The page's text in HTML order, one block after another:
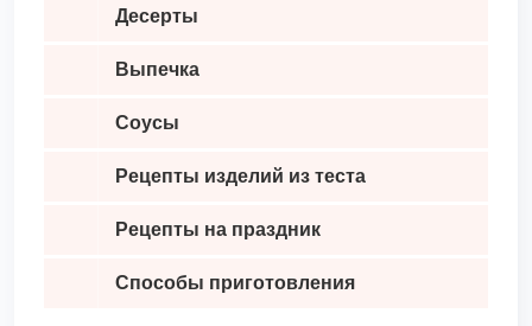
Десерты
Выпечка
Соусы
Рецепты изделий из теста
Рецепты на праздник
Способы приготовления